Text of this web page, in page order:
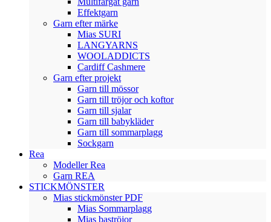
Effektgarn
Garn efter märke
Mias SURI
LANGYARNS
WOOLADDICTS
Cardiff Cashmere
Garn efter projekt
Garn till mössor
Garn till tröjor och koftor
Garn till sjalar
Garn till babykläder
Garn till sommarplagg
Sockgarn
Rea
Modeller Rea
Garn REA
STICKMÖNSTER
Mias stickmönster PDF
Mias Sommarplagg
Mias baströjor